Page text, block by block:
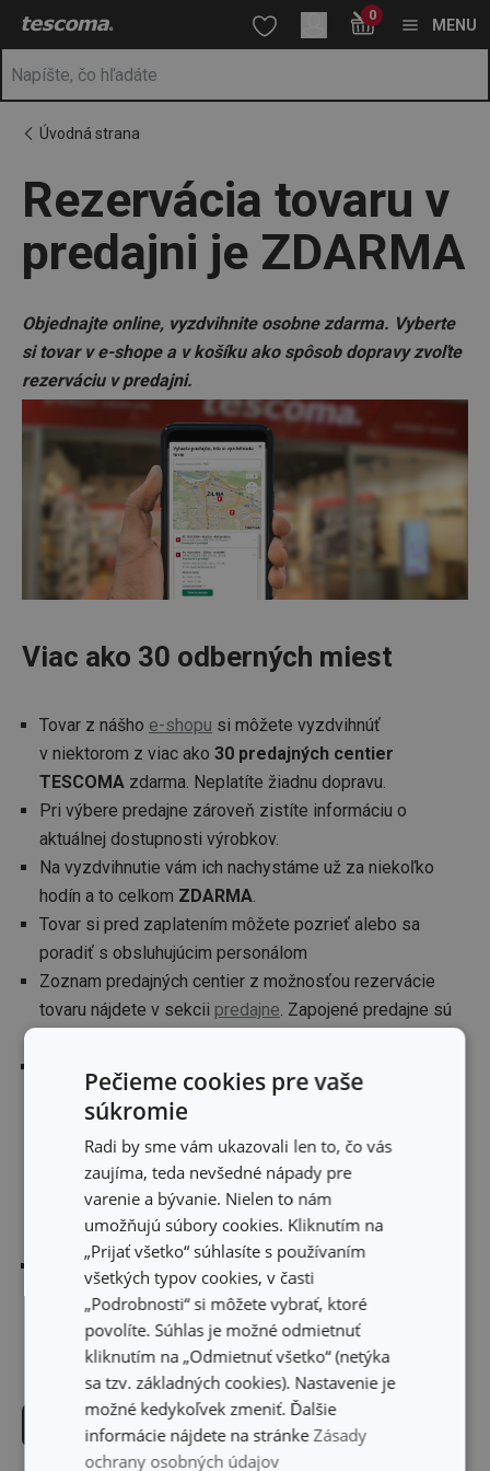
Nachádzate sa na stránke Rezervácia tovaru v predajni je
Prejsť na hlavný obsah
Prejsť na vyhľadávanie
Prejsť na navigáciu 0
MENU
Úvodná strana
Rezervácia tovaru v
predajni je ZDARMA
Objednajte online, vyzdvihnite osobne zdarma. Vyberte
si tovar v e-shope a v košíku ako spôsob dopravy zvoľte
rezerváciu v predajni.
Viac ako 30 odberných miest
Tovar z nášho e-shopu si môžete vyzdvihnúť
v niektorom z viac ako 30 predajných centier
TESCOMA zdarma. Neplatíte žiadnu dopravu.
Pri výbere predajne zároveň zistíte informáciu o
aktuálnej dostupnosti výrobkov.
Na vyzdvihnutie vám ich nachystáme už za niekoľko
hodín a to celkom ZDARMA
Tovar si pred zaplatením môžete pozrieť alebo sa
poradiť s obsluhujúcim personálom
Zoznam predajných centier z možnosťou rezervácie
tovaru nájdete v sekcii predajne . Zapojené predajne sú
informovaný e-mailom a sms správami. Pokiaľ tovar
je v konkrétnej predajni dostupný alebo je
vypredaný, pri položke bude uvedenéNIE JE
SKLADOM. Naopak môže nastať situácia, kedy je tovar
vypredaný v eshope, ale napredajni si ho ešte stále
môžete rezervovať.
Rezervovaný tovar môže vyzdvihnúť aj iná osoba, k
odovzdaniu je potrebný iba unikátny kód, ktorý
dostanete e-mailom. Rezervovaný tovar je možné
zaplatiť iba pri vyzdvihnutí v predajni, a to v hotovosti
alebo platobnou kartou.
CHCEM TO VYSKÚŠAŤ
Pečieme cookies pre vaše
súkromie
Radi by sme vám ukazovali len to, čo vás
zaujíma, teda nevšedné nápady pre
varenie a bývanie. Nielen to nám
umožňujú súbory cookies. Kliknutím na
„Prijať všetko“ súhlasíte s používaním
všetkých typov cookies, v časti
„Podrobnosti“ si môžete vybrať, ktoré
povolíte. Súhlas je možné odmietnuť
kliknutím na „Odmietnuť všetko“ (netýka
sa tzv. základných cookies). Nastavenie je
možné kedykoľvek zmeniť. Ďalšie
informácie nájdete na stránke Zásady
ochrany osobných údajov